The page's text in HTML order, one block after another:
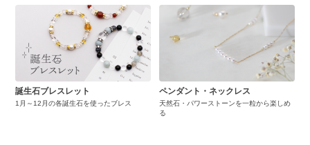
誕生石ブレスレット
1月～12月の各誕生石を使ったブレス
ペンダント・ネックレス
天然石・パワーストーンを一粒から楽しめ
る